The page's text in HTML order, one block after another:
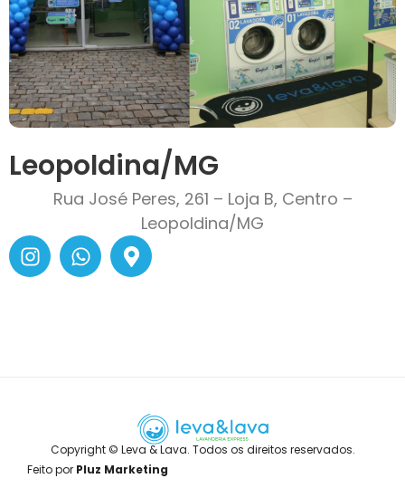
Leopoldina/MG
Rua José Peres, 261 – Loja B, Centro –
Leopoldina/MG
Copyright © Leva & Lava. Todos os direitos reservados.
Feito por Pluz Marketing